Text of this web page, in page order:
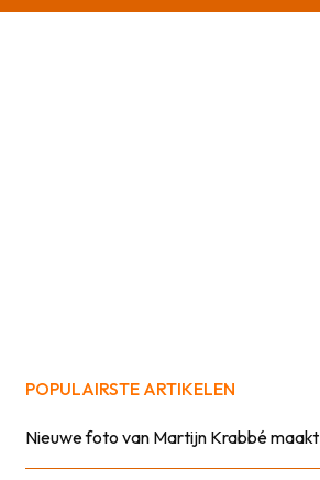
POPULAIRSTE ARTIKELEN
Nieuwe foto van Martijn Krabbé